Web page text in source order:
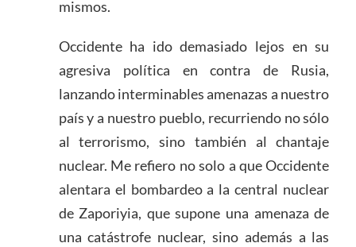
mismos.
Occidente ha ido demasiado lejos en su
agresiva política en contra de Rusia,
lanzando interminables amenazas a nuestro
país y a nuestro pueblo, recurriendo no sólo
al terrorismo, sino también al chantaje
nuclear. Me refiero no solo a que Occidente
alentara el bombardeo a la central nuclear
de Zaporiyia, que supone una amenaza de
una catástrofe nuclear, sino además a las